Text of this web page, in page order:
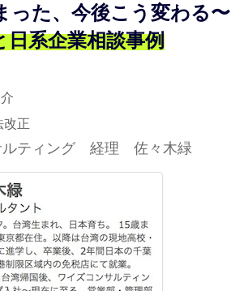
った、今後こう変わる〜
日系企業相談事例
改正
ルティング 経理 佐々木緑